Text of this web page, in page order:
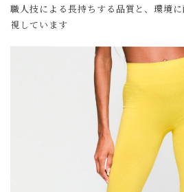
職人技による長持ちする品質と、環境
視しています